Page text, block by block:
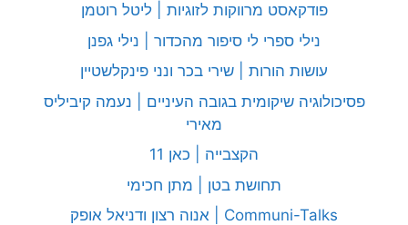
פודקאסט מרווקות לזוגיות | ליטל רוטמן
נילי ספרי לי סיפור מהכדור | נילי גפנן
עושות הורות | שירי בכר ונני פינקלשטיין
פסיכולוגיה שיקומית בגובה העיניים | נעמה קיביליס
מאירי
הקצבייה | כאן 11
תחושת בטן | מתן חכימי
Communi-Talks | אנוה רצון ודניאל אופק